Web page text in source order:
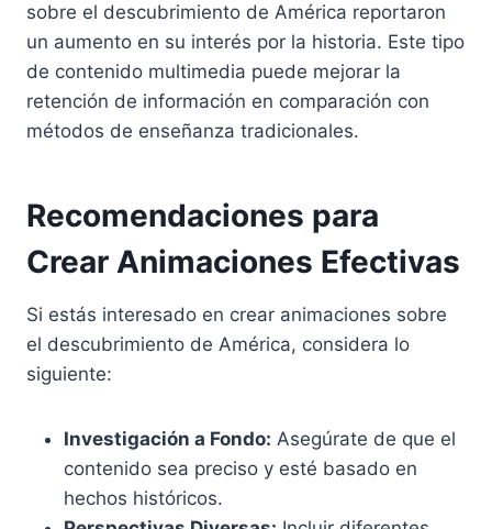
sobre el descubrimiento de América reportaron
un aumento en su interés por la historia. Este tipo
de contenido multimedia puede mejorar la
retención de información en comparación con
métodos de enseñanza tradicionales.
Recomendaciones para
Crear Animaciones Efectivas
Si estás interesado en crear animaciones sobre
el descubrimiento de América, considera lo
siguiente:
Investigación a Fondo: Asegúrate de que el
contenido sea preciso y esté basado en
hechos históricos.